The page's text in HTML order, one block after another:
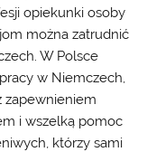
opiekunki osoby
można zatrudnić
W Polsce
w Niemczech,
zapewnieniem
i wszelką pomoc
którzy sami